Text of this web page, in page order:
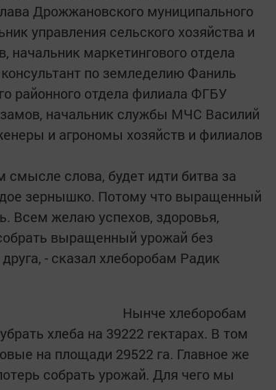
Дрожжановского муниципального
управления сельского хозяйства и
маркетингового отдела
по земледелию Фаниль
районного отдела филиала ФГБУ
начальник службы МЧС Василий
и агрономы хозяйств и филиалов
смысле слова, будет идти битва за
зернышко. Потому что выращенный
Всем желаю успехов, здоровья,
выращенный урожай без
- сказал хлеборобам Радик
Нынче хлеборобам
хлеба на 39222 гектарах. В том
на площади 29522 га. Главное же
собрать урожай. Для чего мы